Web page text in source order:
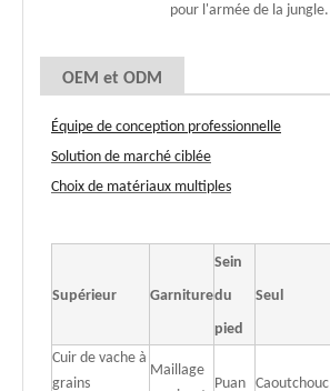
pour l'armée de la jungle.
OEM et ODM
Équipe de conception professionnelle
Solution de marché ciblée
Choix de matériaux multiples
Supérieur Garniture
Sein
du
pied
Seul
Cuir de vache à
grains
Maillage
Puan Caoutchouc